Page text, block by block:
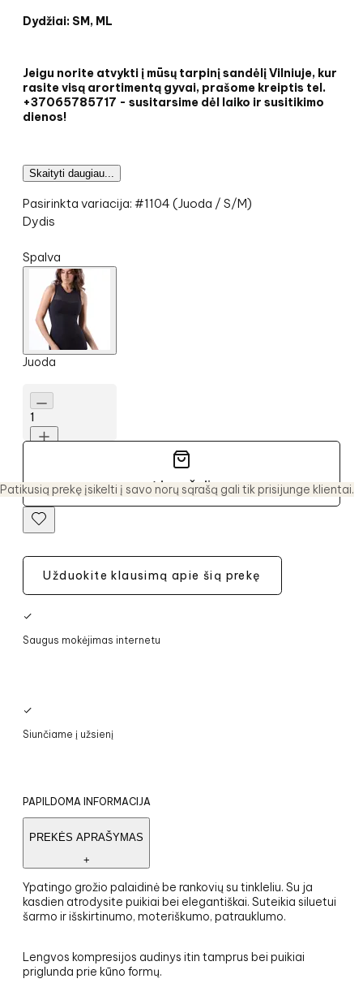
Patikusią prekę įsikelti į savo norų sąrašą gali tik prisijunge klientai.
Dydžiai: SM, ML
Jeigu norite atvykti į mūsų tarpinį sandėlį Vilniuje, kur
rasite visą arortimentą gyvai, prašome kreiptis tel.
+37065785717 - susitarsime dėl laiko ir susitikimo
dienos!
Skaityti daugiau...
Pasirinkta variacija: #1104 (Juoda / S/M)
Dydis
Spalva
Juoda
1
Į krepšelį
Užduokite klausimą apie šią prekę
PAPILDOMA INFORMACIJA
PREKĖS APRAŠYMAS
+
Ypatingo grožio palaidinė be rankovių su tinkleliu. Su ja
kasdien atrodysite puikiai bei elegantiškai. Suteikia siluetui
šarmo ir išskirtinumo, moteriškumo, patrauklumo.
Lengvos kompresijos audinys itin tamprus bei puikiai
priglunda prie kūno formų.